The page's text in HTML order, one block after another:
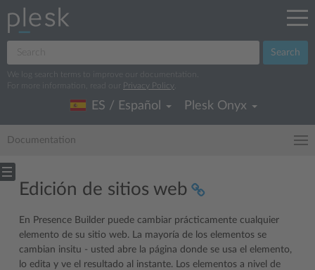
Search
We log search terms to improve our documentation.
For more information, read our
Privacy Policy
ES / Español Plesk Onyx
Documentation
Edición de sitios web
En Presence Builder puede cambiar prácticamente cualquier
elemento de su sitio web. La mayoría de los elementos se
cambian insitu - usted abre la página donde se usa el elemento,
lo edita y ve el resultado al instante. Los elementos a nivel de